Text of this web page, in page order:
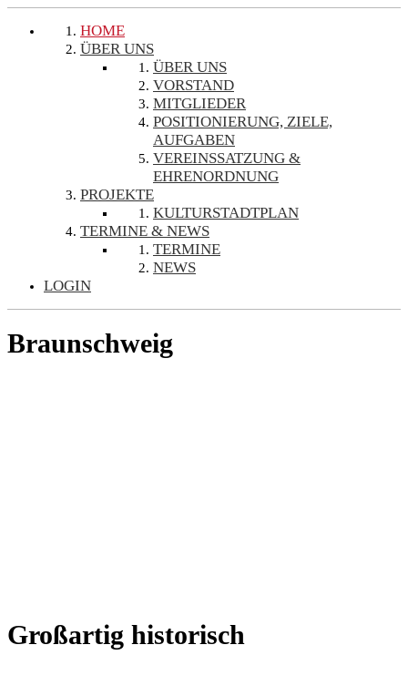
HOME
ÜBER UNS
ÜBER UNS
VORSTAND
MITGLIEDER
POSITIONIERUNG, ZIELE,
AUFGABEN
VEREINSSATZUNG &
EHRENORDNUNG
PROJEKTE
KULTURSTADTPLAN
TERMINE & NEWS
TERMINE
NEWS
LOGIN
Braunschweig
Großartig historisch